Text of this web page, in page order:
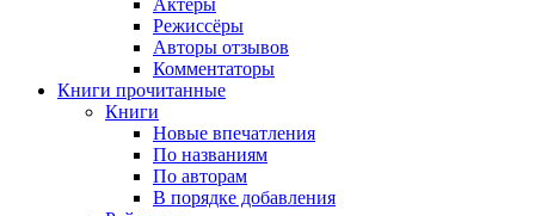
Режиссёры
Авторы отзывов
Комментаторы
Книги прочитанные
Книги
Новые впечатления
По названиям
По авторам
В порядке добавления